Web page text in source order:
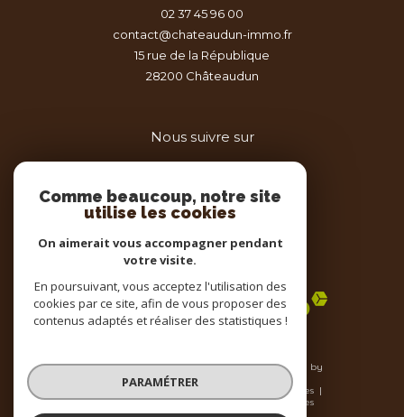
02 37 45 96 00
contact@chateaudun-immo.fr
15 rue de la République
28200
châteaudun
Nous suivre sur
Adhérents
© 2026 | Tous droits réservés | Traduction powered by
Google |
Nos honoraires
Plan du site
Mentions légales
Admin
Nos liens Politique RGPD Cookies
Comme beaucoup, notre site
utilise les cookies
On aimerait vous accompagner pendant
votre visite.
En poursuivant, vous acceptez l'utilisation des
cookies par ce site, afin de vous proposer des
contenus adaptés et réaliser des statistiques !
PARAMÉTRER